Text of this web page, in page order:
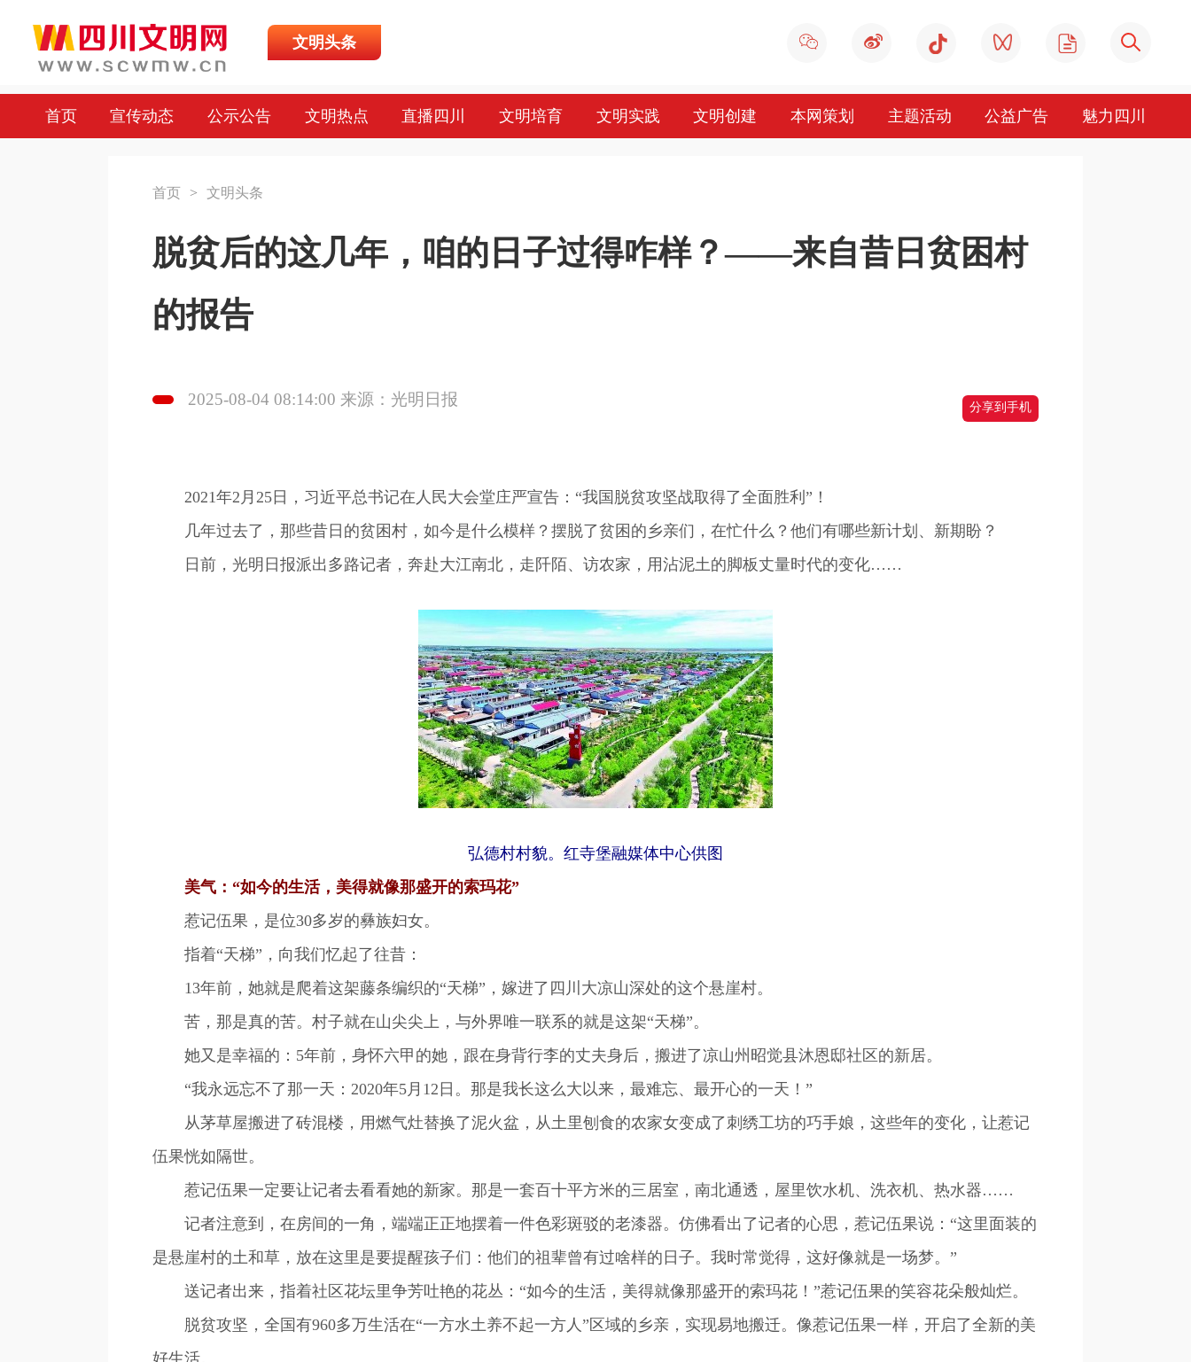
文明头条
首页 宣传动态 公示公告 文明热点 直播四川 文明培育 文明实践 文明创建 本网策划 主题活动 公益广告 魅力四川
首页 > 文明头条
脱贫后的这几年，咱的日子过得咋样？——来自昔日贫困村
的报告
2025-08-04 08:14:00 来源：光明日报 分享到手机
2021年2月25日，习近平总书记在人民大会堂庄严宣告：“我国脱贫攻坚战取得了全面胜利”！
几年过去了，那些昔日的贫困村，如今是什么模样？摆脱了贫困的乡亲们，在忙什么？他们有哪些新计划、新期盼？
日前，光明日报派出多路记者，奔赴大江南北，走阡陌、访农家，用沾泥土的脚板丈量时代的变化……
弘德村村貌。红寺堡融媒体中心供图
美气：“如今的生活，美得就像那盛开的索玛花”
惹记伍果，是位30多岁的彝族妇女。
指着“天梯”，向我们忆起了往昔：
13年前，她就是爬着这架藤条编织的“天梯”，嫁进了四川大凉山深处的这个悬崖村。
苦，那是真的苦。村子就在山尖尖上，与外界唯一联系的就是这架“天梯”。
她又是幸福的：5年前，身怀六甲的她，跟在身背行李的丈夫身后，搬进了凉山州昭觉县沐恩邸社区的新居。
“我永远忘不了那一天：2020年5月12日。那是我长这么大以来，最难忘、最开心的一天！”
从茅草屋搬进了砖混楼，用燃气灶替换了泥火盆，从土里刨食的农家女变成了刺绣工坊的巧手娘，这些年的变化，让惹记
伍果恍如隔世。
惹记伍果一定要让记者去看看她的新家。那是一套百十平方米的三居室，南北通透，屋里饮水机、洗衣机、热水器……
记者注意到，在房间的一角，端端正正地摆着一件色彩斑驳的老漆器。仿佛看出了记者的心思，惹记伍果说：“这里面装的
是悬崖村的土和草，放在这里是要提醒孩子们：他们的祖辈曾有过啥样的日子。我时常觉得，这好像就是一场梦。”
送记者出来，指着社区花坛里争芳吐艳的花丛：“如今的生活，美得就像那盛开的索玛花！”惹记伍果的笑容花朵般灿烂。
脱贫攻坚，全国有960多万生活在“一方水土养不起一方人”区域的乡亲，实现易地搬迁。像惹记伍果一样，开启了全新的美
好生活。